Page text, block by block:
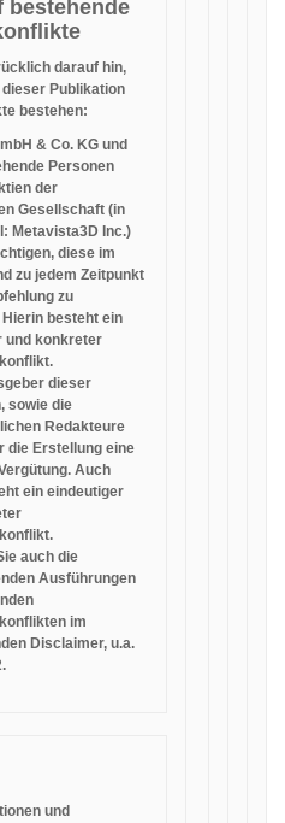
bestehende
darauf hin,
Publikation
bestehen:
& Co. KG und
Personen
der
Gesellschaft (in
Metavista3D Inc.)
diese im
zu jedem Zeitpunkt
zu
besteht ein
und konkreter
dieser
sowie die
Redakteure
die Erstellung eine
Auch
ein eindeutiger
auch die
Ausführungen
im
Disclaimer, u.a.
und